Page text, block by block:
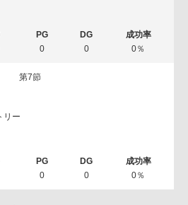
0 0 0％
第7節
リー
0 0 0％